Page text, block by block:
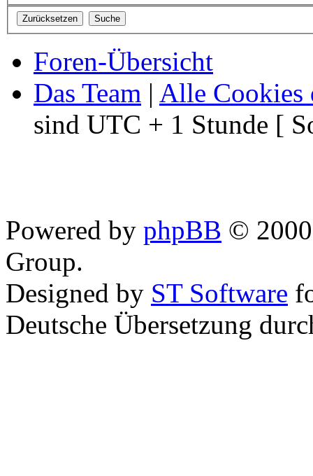
Foren-Übersicht
Das Team | Alle Cookies
sind UTC + 1 Stunde [
Powered by phpBB ©
Group.
Designed by ST Software
Deutsche Übersetzung